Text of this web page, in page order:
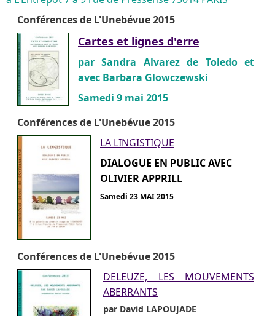
Conférences de L'Unebévue 2015
Cartes et lignes d'erre
par Sandra Alvarez de Toledo et
avec Barbara Glowczewski
Samedi 9 mai 2015
Conférences de L'Unebévue 2015
LA LINGISTIQUE
DIALOGUE EN PUBLIC AVEC
OLIVIER APPRILL
Samedi 23 MAI 2015
Conférences de L'Unebévue 2015
DELEUZE, LES MOUVEMENTS
ABERRANTS
par David LAPOUJADE